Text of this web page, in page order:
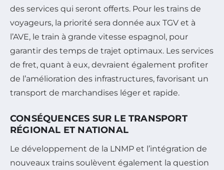
des services qui seront offerts. Pour les trains de
voyageurs, la priorité sera donnée aux TGV et à
l’AVE, le train à grande vitesse espagnol, pour
garantir des temps de trajet optimaux. Les services
de fret, quant à eux, devraient également profiter
de l’amélioration des infrastructures, favorisant un
transport de marchandises léger et rapide.
CONSÉQUENCES SUR LE TRANSPORT
RÉGIONAL ET NATIONAL
Le développement de la LNMP et l’intégration de
nouveaux trains soulèvent également la question